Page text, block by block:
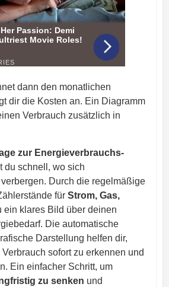
dann den monatlichen
dir die Kosten an. Ein Diagramm
Verbrauch zusätzlich in
zur Energieverbrauchs-
du schnell, wo sich
Durch die regelmäßige
für Strom, Gas,
ein klares Bild über deinen
Die automatische
Darstellung helfen dir,
sofort zu erkennen und
Ein einfacher Schritt, um
zu senken und